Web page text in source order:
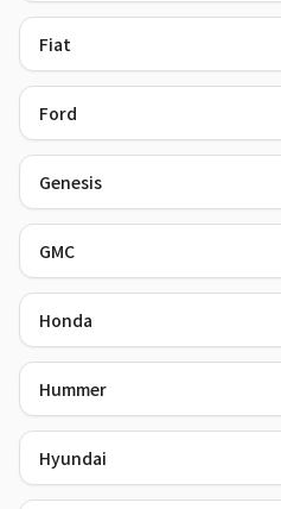
Fiat
Ford
Genesis
GMC
Honda
Hummer
Hyundai